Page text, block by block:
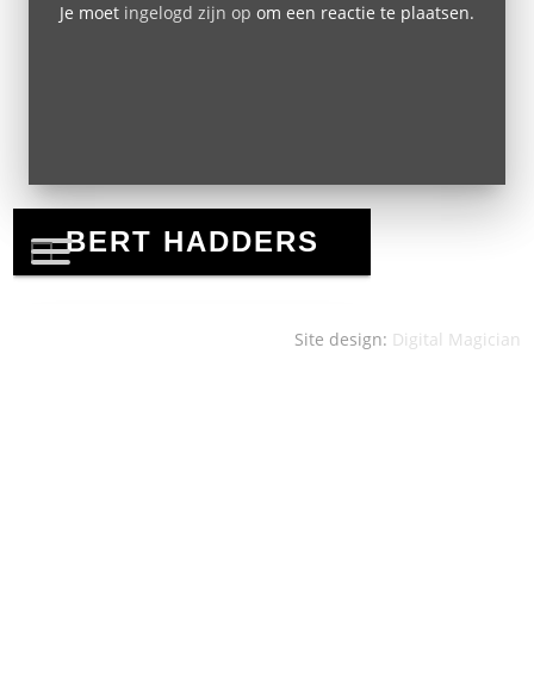
Je moet ingelogd zijn op om een reactie te plaatsen.
Site design: Digital Magician